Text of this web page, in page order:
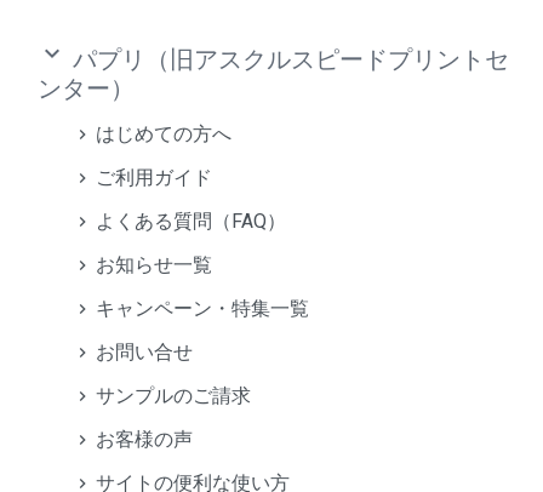
keyboard_arrow_down パプリ（旧アスクルスピードプリントセ
ンター）
はじめての方へ
ご利用ガイド
よくある質問（FAQ）
お知らせ一覧
キャンペーン・特集一覧
お問い合せ
サンプルのご請求
お客様の声
サイトの便利な使い方